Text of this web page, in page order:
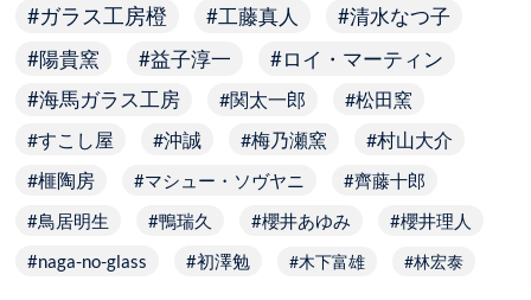
ガラス工房橙 工藤真人
清水なつ子
陽貴窯
益子淳一 ロイ・マーティン
海馬ガラス工房 関太一郎
松田窯
すこし屋
沖誠 梅乃瀬窯 村山大介
榧陶房 マシュー・ソヴヤニ
齊藤十郎
鳥居明生
鴨瑞久 櫻井あゆみ
櫻井理人
naga-no-glass
初澤勉 木下富雄 林宏泰